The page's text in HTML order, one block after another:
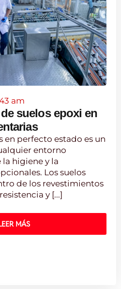
am
suelos epoxi en
en perfecto estado es un
entorno
higiene y la
Los suelos
de los revestimientos
y [...]
MÁS